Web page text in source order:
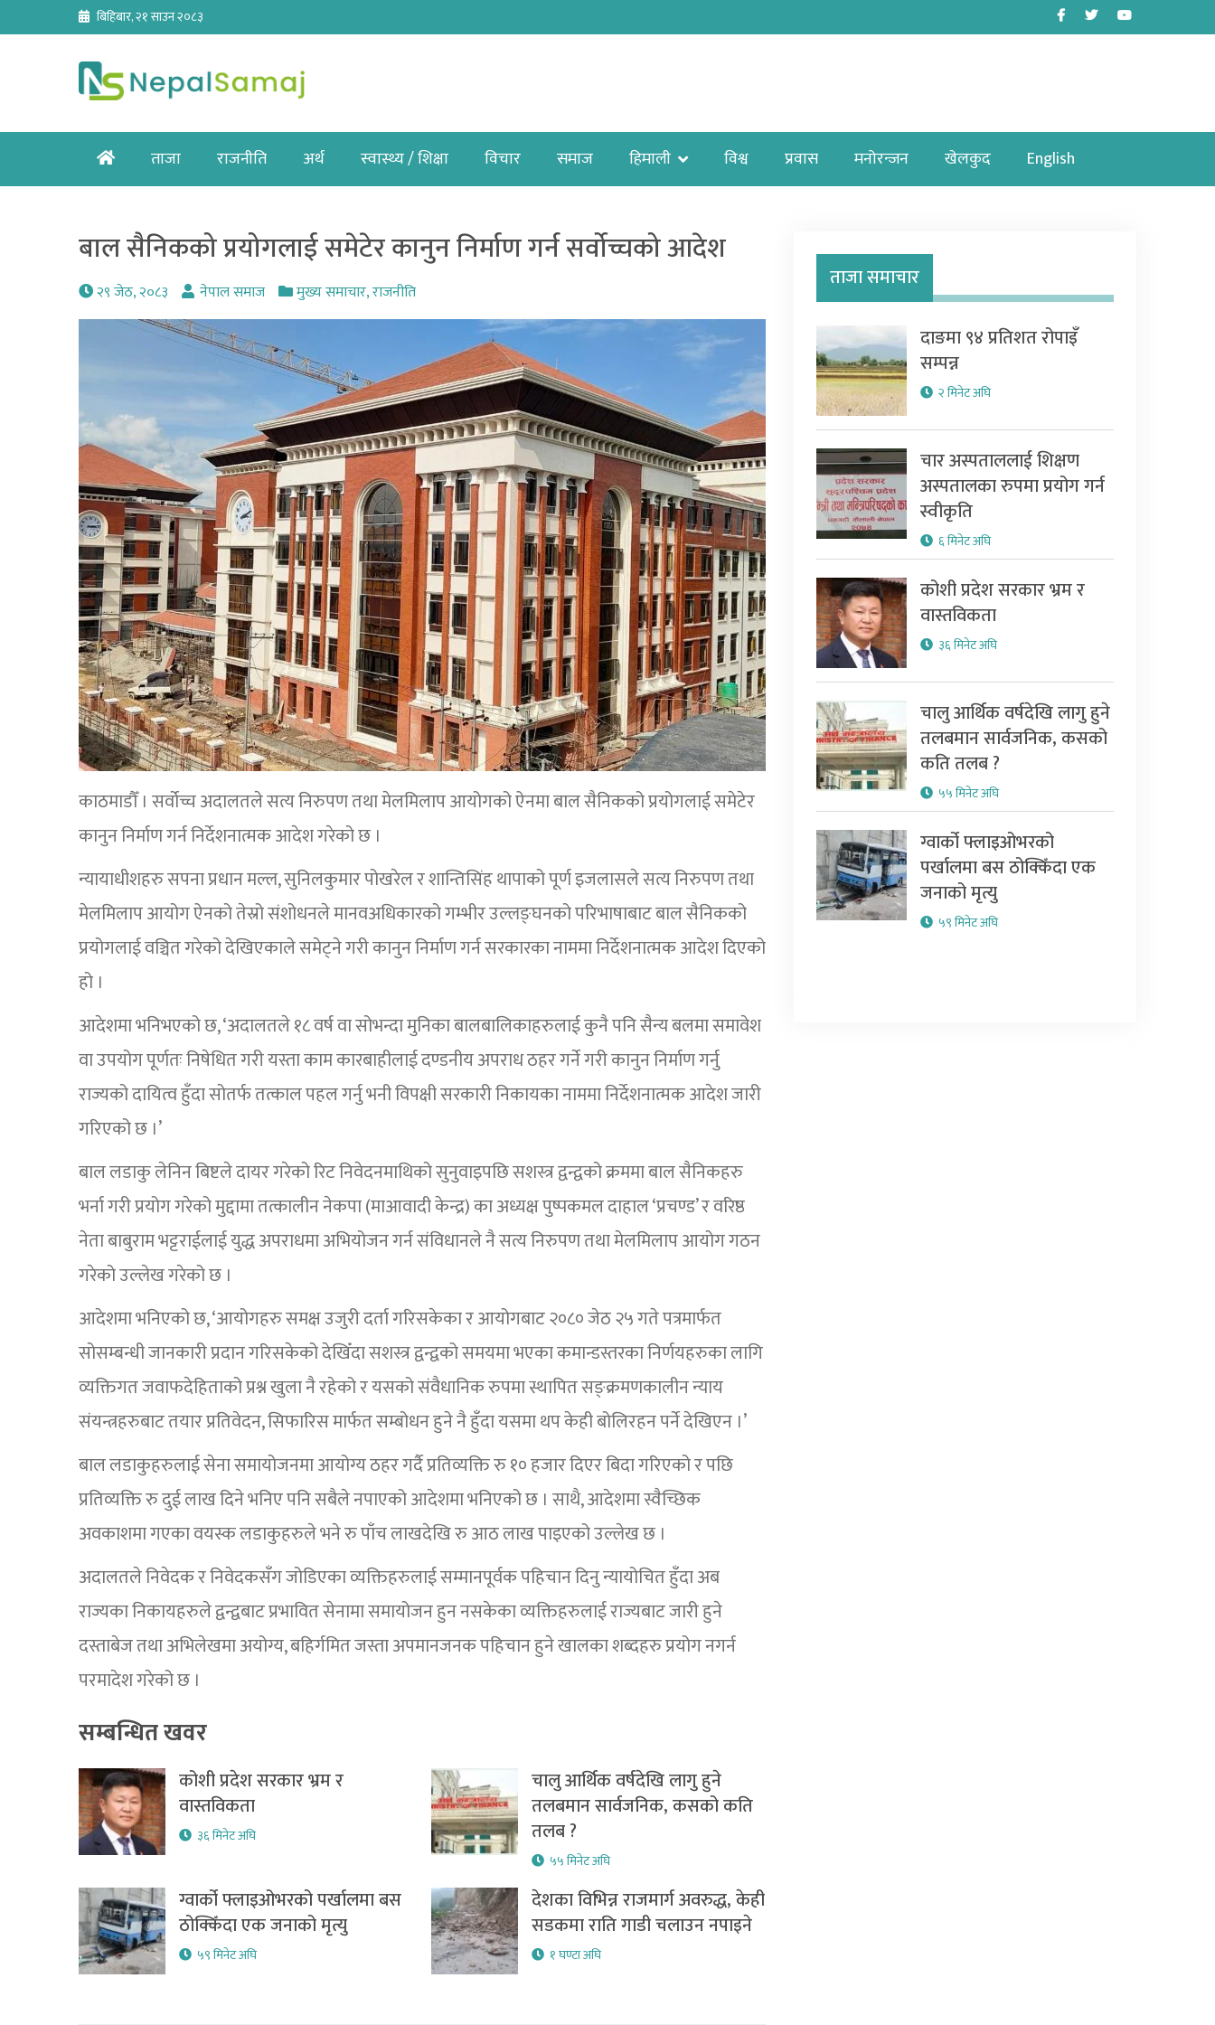
content
बिहिबार, २१ साउन २०८३ Facebook
TwitterYoutube
Homeताजा राजनीति अर्थ स्वास्थ्य / शिक्षा विचार समाज हिमाली विश्व प्रवास मनोरन्जन खेलकुद English
बाल सैनिकको प्रयोगलाई समेटेर कानुन निर्माण गर्न सर्वोच्चको आदेश
२९ जेठ, २०८३ नेपाल समाज मुख्य समाचार,राजनीति
काठमाडौँ । सर्वोच्च अदालतले सत्य निरुपण तथा मेलमिलाप आयोगको ऐनमा बाल सैनिकको प्रयोगलाई समेटेर
कानुन निर्माण गर्न निर्देशनात्मक आदेश गरेको छ ।
न्यायाधीशहरु सपना प्रधान मल्ल, सुनिलकुमार पोखरेल र शान्तिसिंह थापाको पूर्ण इजलासले सत्य निरुपण तथा
मेलमिलाप आयोग ऐनको तेस्रो संशोधनले मानवअधिकारको गम्भीर उल्लङ्घनको परिभाषाबाट बाल सैनिकको
प्रयोगलाई वञ्चित गरेको देखिएकाले समेट्ने गरी कानुन निर्माण गर्न सरकारका नाममा निर्देशनात्मक आदेश दिएको
हो ।
आदेशमा भनिभएको छ, ‘अदालतले १८ वर्ष वा सोभन्दा मुनिका बालबालिकाहरुलाई कुनै पनि सैन्य बलमा समावेश
वा उपयोग पूर्णतः निषेधित गरी यस्ता काम कारबाहीलाई दण्डनीय अपराध ठहर गर्ने गरी कानुन निर्माण गर्नु
राज्यको दायित्व हुँदा सोतर्फ तत्काल पहल गर्नु भनी विपक्षी सरकारी निकायका नाममा निर्देशनात्मक आदेश जारी
गरिएको छ ।’
बाल लडाकु लेनिन बिष्टले दायर गरेको रिट निवेदनमाथिको सुनुवाइपछि सशस्त्र द्वन्द्वको क्रममा बाल सैनिकहरु
भर्ना गरी प्रयोग गरेको मुद्दामा तत्कालीन नेकपा (माआवादी केन्द्र) का अध्यक्ष पुष्पकमल दाहाल ‘प्रचण्ड’ र वरिष्ठ
नेता बाबुराम भट्टराईलाई युद्ध अपराधमा अभियोजन गर्न संविधानले नै सत्य निरुपण तथा मेलमिलाप आयोग गठन
गरेको उल्लेख गरेको छ ।
आदेशमा भनिएको छ, ‘आयोगहरु समक्ष उजुरी दर्ता गरिसकेका र आयोगबाट २०८० जेठ २५ गते पत्रमार्फत
सोसम्बन्धी जानकारी प्रदान गरिसकेको देखिँदा सशस्त्र द्वन्द्वको समयमा भएका कमान्डस्तरका निर्णयहरुका लागि
व्यक्तिगत जवाफदेहिताको प्रश्न खुला नै रहेको र यसको संवैधानिक रुपमा स्थापित सङ्क्रमणकालीन न्याय
संयन्त्रहरुबाट तयार प्रतिवेदन, सिफारिस मार्फत सम्बोधन हुने नै हुँदा यसमा थप केही बोलिरहन पर्ने देखिएन ।’
बाल लडाकुहरुलाई सेना समायोजनमा आयोग्य ठहर गर्दै प्रतिव्यक्ति रु १० हजार दिएर बिदा गरिएको र पछि
प्रतिव्यक्ति रु दुई लाख दिने भनिए पनि सबैले नपाएको आदेशमा भनिएको छ । साथै, आदेशमा स्वैच्छिक
अवकाशमा गएका वयस्क लडाकुहरुले भने रु पाँच लाखदेखि रु आठ लाख पाइएको उल्लेख छ ।
अदालतले निवेदक र निवेदकसँग जोडिएका व्यक्तिहरुलाई सम्मानपूर्वक पहिचान दिनु न्यायोचित हुँदा अब
राज्यका निकायहरुले द्वन्द्वबाट प्रभावित सेनामा समायोजन हुन नसकेका व्यक्तिहरुलाई राज्यबाट जारी हुने
दस्ताबेज तथा अभिलेखमा अयोग्य, बहिर्गमित जस्ता अपमानजनक पहिचान हुने खालका शब्दहरु प्रयोग नगर्न
परमादेश गरेको छ ।
सम्बन्धित खवर
कोशी प्रदेश सरकार भ्रम र
वास्तविकता
३६ मिनेट अघि
चालु आर्थिक वर्षदेखि लागु हुने
तलबमान सार्वजनिक, कसको कति
तलब ?
५५ मिनेट अघि
ग्वार्को फ्लाइओभरको पर्खालमा बस
ठोक्किँदा एक जनाको मृत्यु
५९ मिनेट अघि
देशका विभिन्न राजमार्ग अवरुद्ध, केही
सडकमा राति गाडी चलाउन नपाइने
१ घण्टा अघि
ताजा समाचार
दाङमा ९४ प्रतिशत रोपाइँ
सम्पन्न
२ मिनेट अघि
चार अस्पताललाई शिक्षण
अस्पतालका रुपमा प्रयोग गर्न
स्वीकृति
६ मिनेट अघि
कोशी प्रदेश सरकार भ्रम र
वास्तविकता
३६ मिनेट अघि
चालु आर्थिक वर्षदेखि लागु हुने
तलबमान सार्वजनिक, कसको
कति तलब ?
५५ मिनेट अघि
ग्वार्को फ्लाइओभरको
पर्खालमा बस ठोक्किँदा एक
जनाको मृत्यु
५९ मिनेट अघि